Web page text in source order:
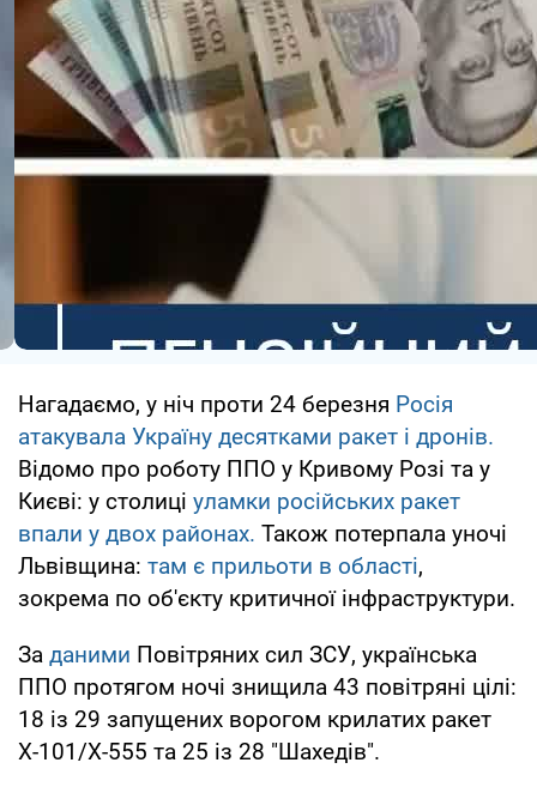
Нагадаємо, у ніч проти 24 березня Росія
атакувала Україну десятками ракет і дронів.
Відомо про роботу ППО у Кривому Розі та у
Києві: у столиці уламки російських ракет
впали у двох районах. Також потерпала уночі
Львівщина: там є прильоти в області,
зокрема по об'єкту критичної інфраструктури.
За даними Повітряних сил ЗСУ, українська
ППО протягом ночі знищила 43 повітряні цілі:
18 із 29 запущених ворогом крилатих ракет
Х-101/Х-555 та 25 із 28 "Шахедів".